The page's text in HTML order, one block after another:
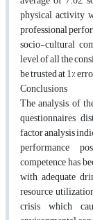
physical activity
professional
socio-cultural
level of all the
be trusted at 1%
Conclusions
The analysis of
questionnaires
factor analysis
performance
competence has
with adequate
resource
crisis which